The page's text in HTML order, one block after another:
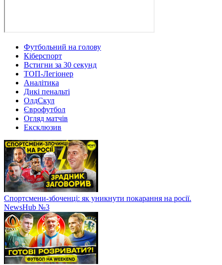
Футбольний на голову
Кіберспорт
Встигни за 30 секунд
ТОП-Легіонер
Аналітика
Дикі пенальті
ОлдСкул
Єврофутбол
Огляд матчів
Ексклюзив
Спортсмени-збоченці: як уникнути покарання на росії.
NewsHub №3